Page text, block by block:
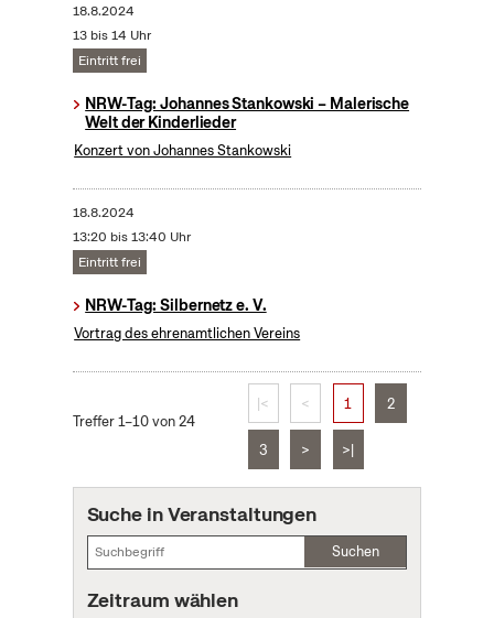
18.8.2024
13 bis 14 Uhr
Eintritt frei
NRW-Tag: Johannes Stankowski – Malerische
Welt der Kinderlieder
Konzert von Johannes Stankowski
18.8.2024
13:20 bis 13:40 Uhr
Eintritt frei
NRW-Tag: Silbernetz e. V.
Vortrag des ehrenamtlichen Vereins
Treffer 1–10 von 24
|< < 1 2
3 > >|
Suche in Veranstaltungen
Suchen
Zeitraum wählen